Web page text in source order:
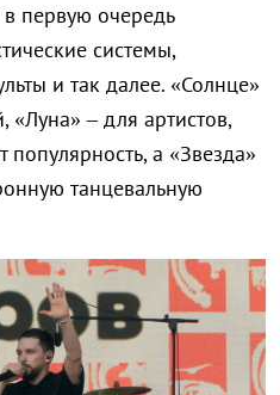
в первую очередь
системы,
и так далее. «Солнце»
– для артистов,
а «Звезда»
танцевальную